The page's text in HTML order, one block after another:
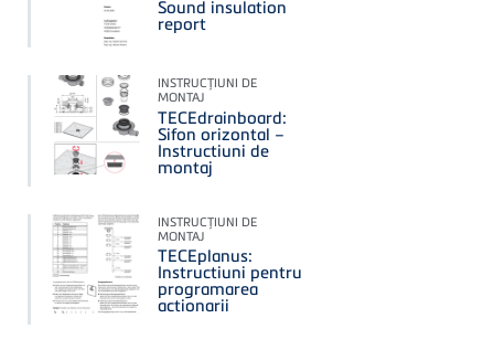
Sound insulation
report
INSTRUCŢIUNI DE
MONTAJ
TECEdrainboard:
Sifon orizontal –
Instructiuni de
montaj
INSTRUCŢIUNI DE
MONTAJ
TECEplanus:
Instructiuni pentru
programarea
actionarii